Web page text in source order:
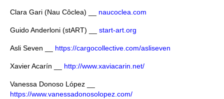
Clara Gari (Nau Côclea) __ naucoclea.com
Guido Anderloni (stART) __ start-art.org
Asli Seven __ https://cargocollective.com/asliseven
Xavier Acarín __ http://www.xaviacarin.net/
Vanessa Donoso López __
https://www.vanessadonosolopez.com/